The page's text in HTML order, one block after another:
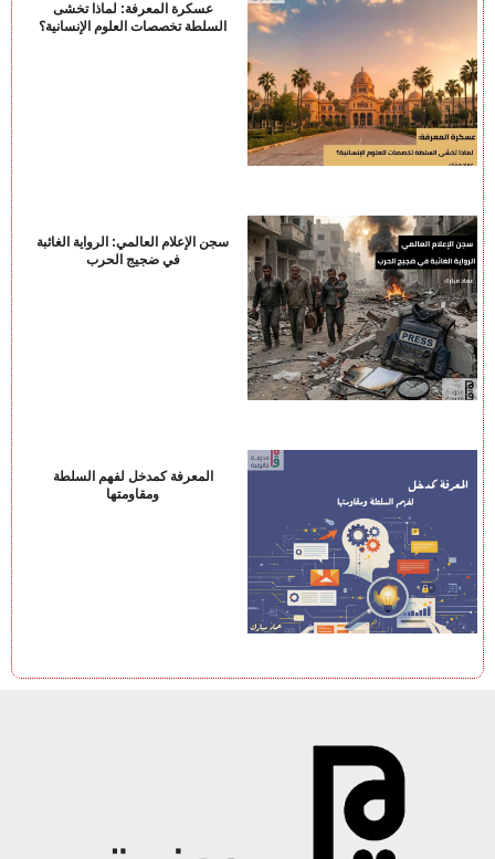
عسكرة المعرفة: لماذا تخشى
السلطة تخصصات العلوم الإنسانية؟
سجن الإعلام العالمي: الرواية الغائبة
في ضجيج الحرب
المعرفة كمدخل لفهم السلطة
ومقاومتها